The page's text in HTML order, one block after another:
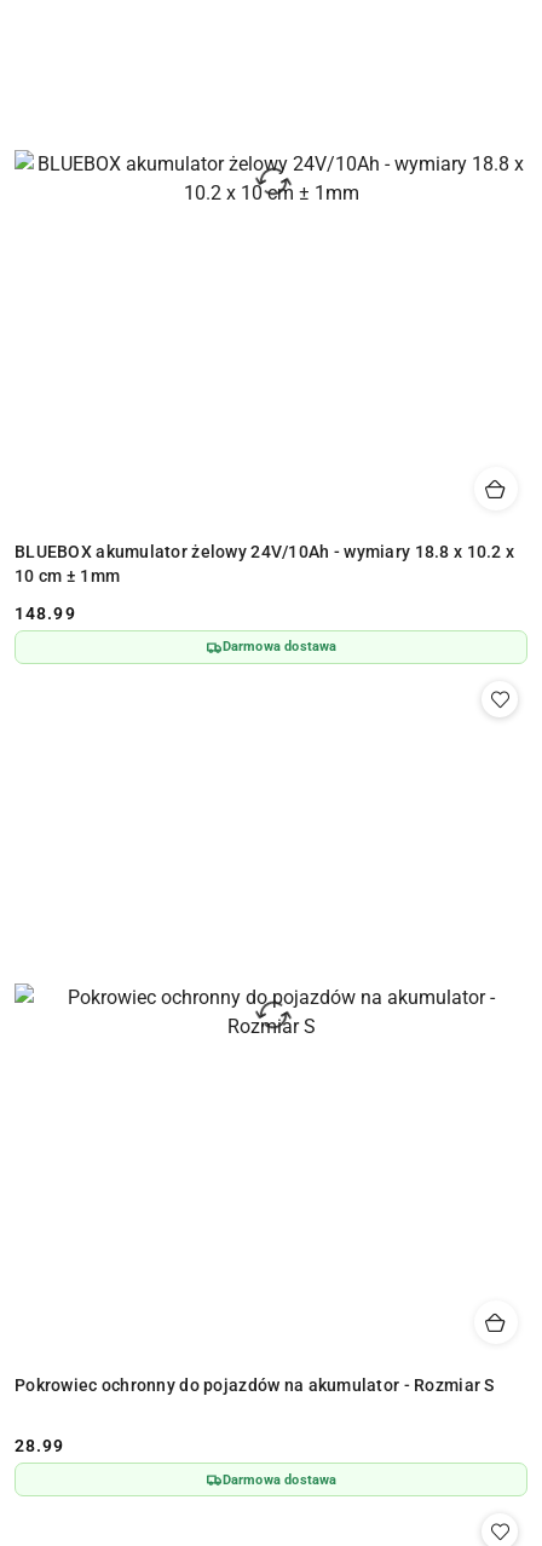
BLUEBOX akumulator żelowy 24V/10Ah - wymiary 18.8 x 10.2 x
10 cm ± 1mm
Cena:
148.99
Darmowa dostawa
Pokrowiec ochronny do pojazdów na akumulator - Rozmiar S
Cena:
28.99
Darmowa dostawa